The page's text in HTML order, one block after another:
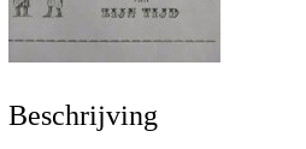
Beschrijving